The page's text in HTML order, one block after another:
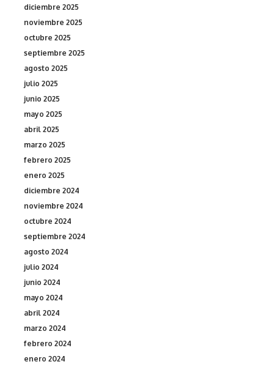
diciembre 2025
noviembre 2025
octubre 2025
septiembre 2025
agosto 2025
julio 2025
junio 2025
mayo 2025
abril 2025
marzo 2025
febrero 2025
enero 2025
diciembre 2024
noviembre 2024
octubre 2024
septiembre 2024
agosto 2024
julio 2024
junio 2024
mayo 2024
abril 2024
marzo 2024
febrero 2024
enero 2024